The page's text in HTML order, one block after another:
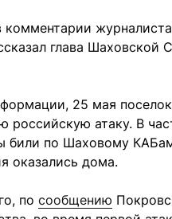
комментарии
глава Шаховской
25 мая
российскую атаку. В
били по Шаховому
оказались дома.
по сообщению